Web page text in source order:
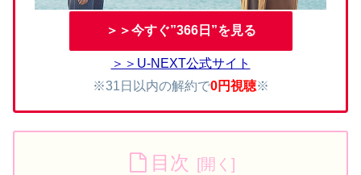
＞＞今すぐ”366日”を見る
＞＞U-NEXT公式サイト
※31日以内の解約で0円視聴※
目次